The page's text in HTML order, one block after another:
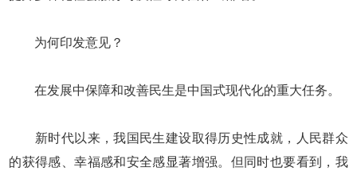
为何印发意见？
在发展中保障和改善民生是中国式现代化的重大任务。
新时代以来，我国民生建设取得历史性成就，人民群众
的获得感、幸福感和安全感显著增强。但同时也要看到，我